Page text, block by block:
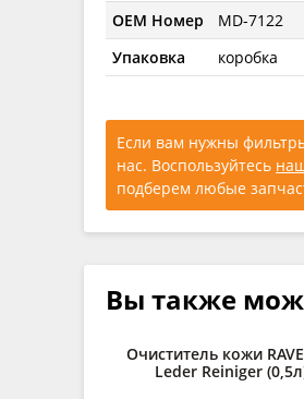
OEM Номер
MD-7122
Упаковка
коробка
Если вам нужны
нас. Воспользуйтесь
подберем любые
Вы также
Очиститель кожи
Leder Reiniger